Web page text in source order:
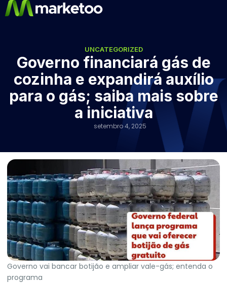
UNCATEGORIZED
Governo financiará gás de
cozinha e expandirá auxílio
para o gás; saiba mais sobre
a iniciativa
setembro 4, 2025
Governo vai bancar botijão e ampliar vale-gás; entenda o
programa